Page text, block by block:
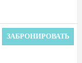
ЗАБРОНИРОВАТЬ